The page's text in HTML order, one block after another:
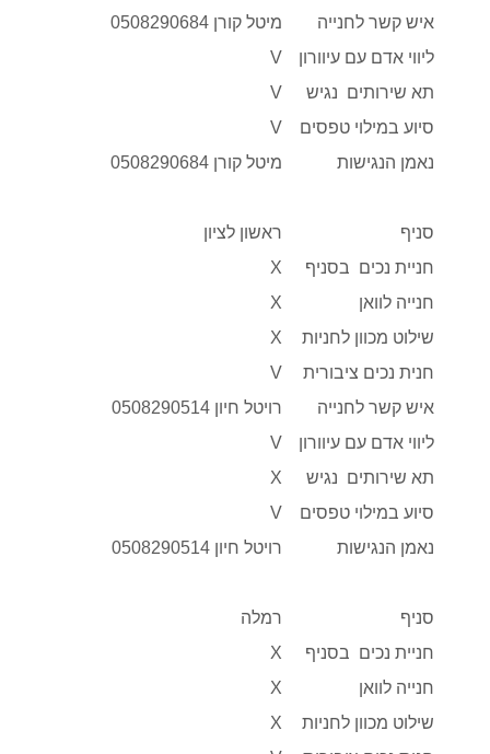
איש קשר לחנייה
מיטל קורן 0508290684
ליווי אדם עם עיוורון
V
תא שירותים נגיש
V
סיוע במילוי טפסים
V
נאמן הנגישות
מיטל קורן 0508290684
סניף
ראשון לציון
חניית נכים בסניף
X
חנייה לוואן
X
שילוט מכוון לחניות
X
חנית נכים ציבורית
V
איש קשר לחנייה
רויטל חיון 0508290514
ליווי אדם עם עיוורון
V
תא שירותים נגיש
X
סיוע במילוי טפסים
V
נאמן הנגישות
רויטל חיון 0508290514
סניף
רמלה
חניית נכים בסניף
X
חנייה לוואן
X
שילוט מכוון לחניות
X